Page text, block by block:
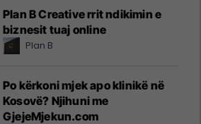
Plan B Creative rrit ndikimin e
biznesit tuaj online
Plan B
Po kërkoni mjek apo klinikë në
Kosovë? Njihuni me
GjejeMjekun.com